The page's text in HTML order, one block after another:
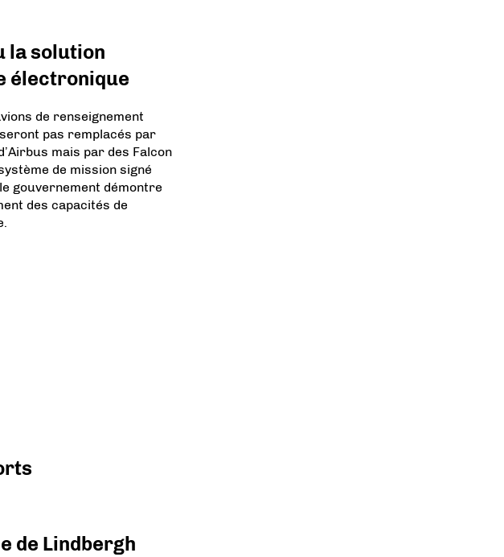
la solution
électronique
de renseignement
pas remplacés par
mais par des Falcon
de mission signé
gouvernement démontre
des capacités de
de Lindbergh